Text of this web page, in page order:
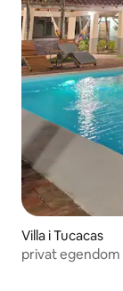
Villa i Tucacas